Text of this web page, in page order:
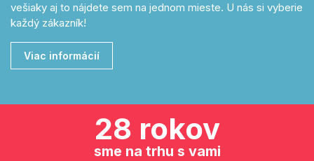
vešiaky aj to nájdete sem na jednom mieste. U nás si vyberie
každý zákazník!
Viac informácií
28 rokov
sme na trhu s vami